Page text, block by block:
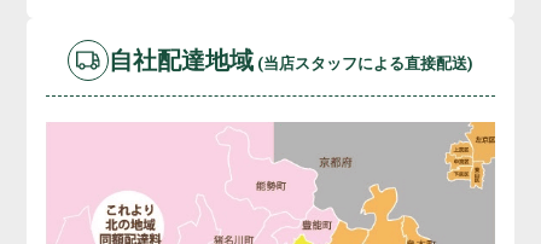
自社配達地域 (当店スタッフによる直接配送)